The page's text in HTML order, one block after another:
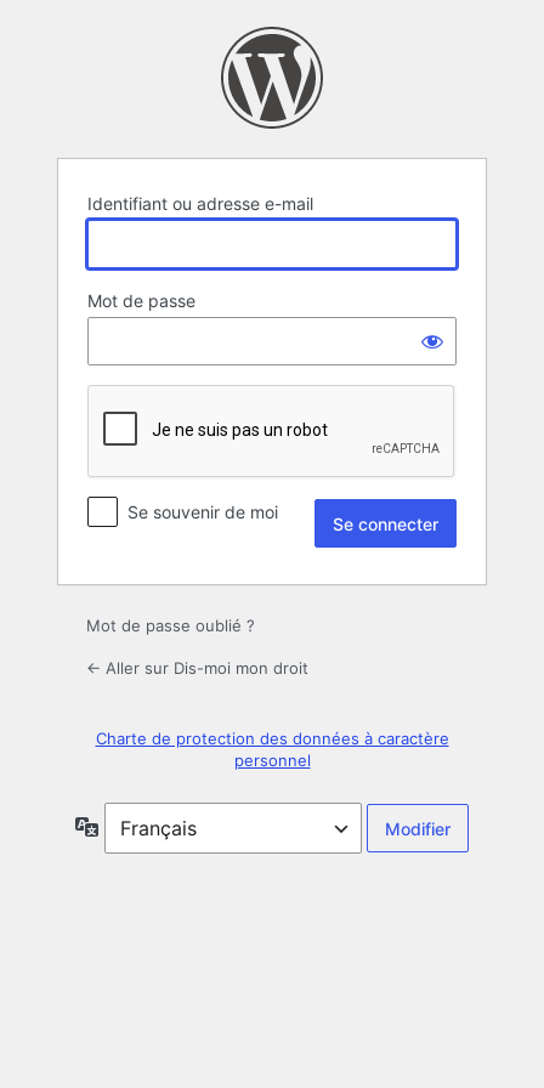
Identifiant ou adresse e-mail
Mot de passe
Se souvenir de moi
Mot de passe oublié ?
← Aller sur Dis-moi mon droit
Charte de protection des données à caractère
personnel
Langue